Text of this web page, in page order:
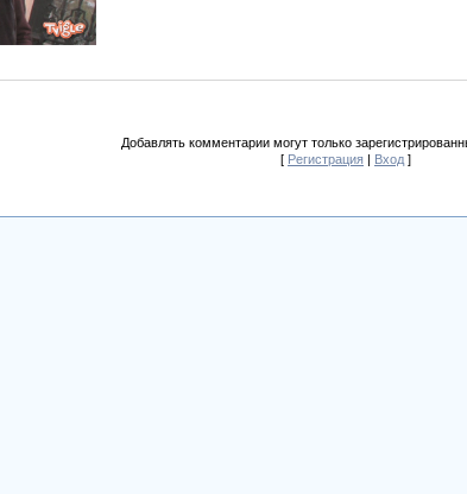
Добавлять комментарии могут только
[ Регистрация | Вход ]